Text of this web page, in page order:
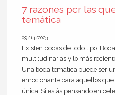
7 razones por las
temática
09/14/2023
Existen bodas de todo tipo.
multitudinarias y lo más
Una boda temática puede ser
emocionante para aquellos
única. Si estás pensando en